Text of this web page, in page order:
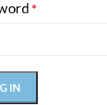
*
IN